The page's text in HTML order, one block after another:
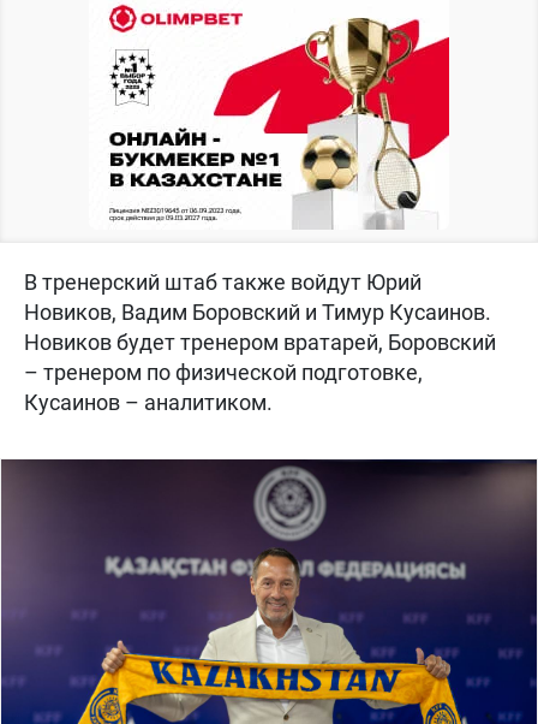
В тренерский штаб также войдут Юрий
Новиков, Вадим Боровский и Тимур Кусаинов.
Новиков будет тренером вратарей, Боровский
– тренером по физической подготовке,
Кусаинов – аналитиком.